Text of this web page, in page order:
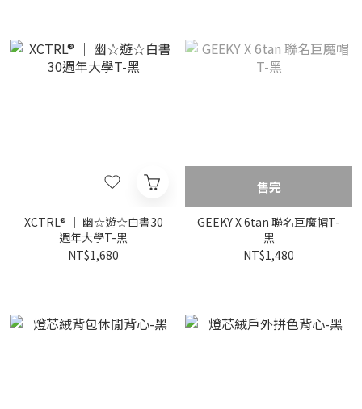
XCTRL® ｜ 幽☆遊☆白書30
週年大學T-黑
NT$1,680
售完
GEEKY X 6tan 聯名巨魔帽T-
黑
NT$1,480